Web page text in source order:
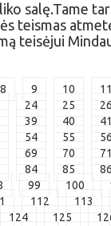
salę.Tame
teismas
teisėjui
8 9 10 11
24 25 26
39 40 41
54 55 56
69 70 71
84 85 86
99 100
112 113
124 125